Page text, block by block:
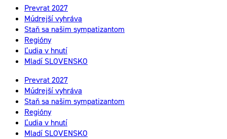
Prevrat 2027
Múdrejší vyhráva
Staň sa našim sympatizantom
Regióny
Ľudia v hnutí
Mladí SLOVENSKO
Prevrat 2027
Múdrejší vyhráva
Staň sa našim sympatizantom
Regióny
Ľudia v hnutí
Mladí SLOVENSKO